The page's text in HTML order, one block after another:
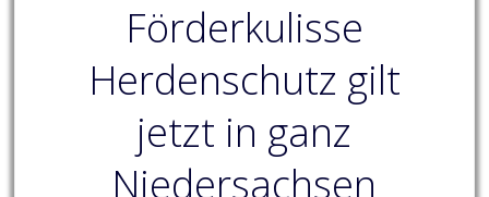
Förderkulisse
Herdenschutz gilt
jetzt in ganz
Niedersachsen